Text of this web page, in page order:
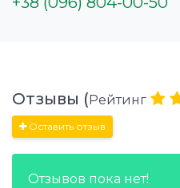
Отзывы (Рейтинг
Оставить отзыв
Отзывов пока нет!